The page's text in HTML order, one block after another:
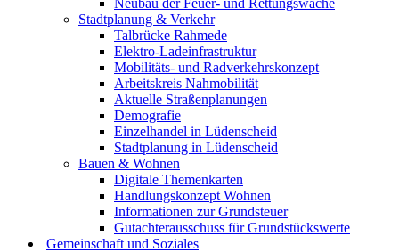
Neubau der Feuer- und Rettungswache
Stadtplanung & Verkehr
Talbrücke Rahmede
Elektro-Ladeinfrastruktur
Mobilitäts- und Radverkehrskonzept
Arbeitskreis Nahmobilität
Aktuelle Straßenplanungen
Demografie
Einzelhandel in Lüdenscheid
Stadtplanung in Lüdenscheid
Bauen & Wohnen
Digitale Themenkarten
Handlungskonzept Wohnen
Informationen zur Grundsteuer
Gutachterausschuss für Grundstückswerte
Gemeinschaft und Soziales